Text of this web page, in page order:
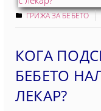
ГРИЖА ЗА БЕБЕТО
КОГА
БЕБЕТО
ЛЕКАР?